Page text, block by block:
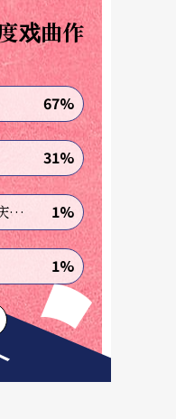
戏曲作
67%
31%
《转生到异世界成为嘉庆君—发现我的祖先是诈骗集团!?》 1%
1%